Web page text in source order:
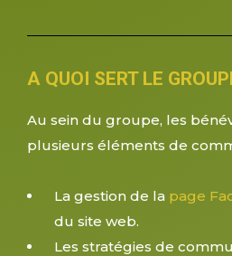
A QUOI SERT LE
Au sein du groupe, les
plusieurs éléments de
La gestion de la page
du site web.
Les stratégies de